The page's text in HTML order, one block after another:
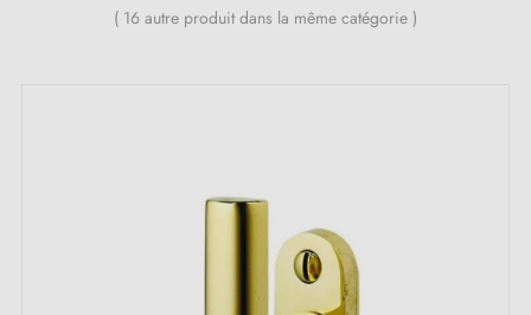
robustesse et élégance discrète.
( 16 autre produit dans la même catégorie )